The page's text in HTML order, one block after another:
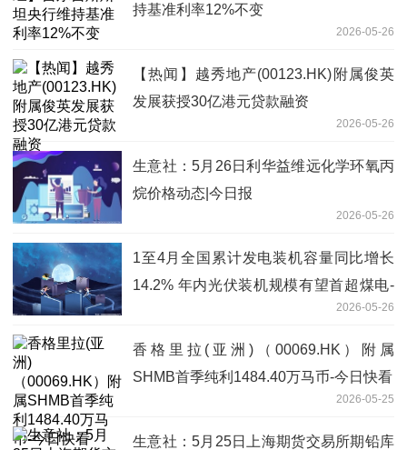
持基准利率12%不变
2026-05-26
【热闻】越秀地产(00123.HK)附属俊英
发展获授30亿港元贷款融资
2026-05-26
生意社：5月26日利华益维远化学环氧丙
烷价格动态|今日报
2026-05-26
1至4月全国累计发电装机容量同比增长
14.2% 年内光伏装机规模有望首超煤电-
2026-05-26
香格里拉(亚洲)（00069.HK）附属
SHMB首季纯利1484.40万马币-今日快看
2026-05-25
生意社：5月25日上海期货交易所期铅库